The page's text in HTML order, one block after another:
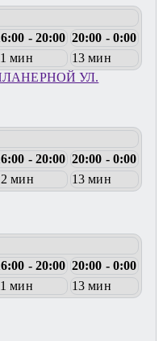
- 20:00 20:00 - 0:00
мин
13 мин
УЛ.
- 20:00 20:00 - 0:00
мин 13 мин
- 20:00 20:00 - 0:00
мин
13 мин